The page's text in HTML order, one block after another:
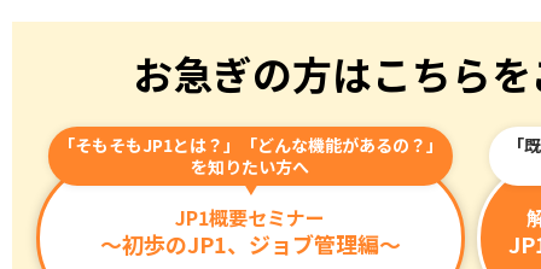
お急ぎの方はこちら
「そもそもJP1とは？」「どんな機能があるの？」
を知りたい方へ
JP1概要セミナー
～初歩のJP1、ジョブ管理編～
「